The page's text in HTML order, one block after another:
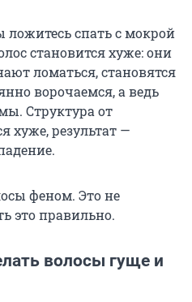
ложитесь спать с мокрой
становится хуже: они
ломаться, становятся
ворочаемся, а ведь
Структура от
хуже, результат —
феном. Это не
это правильно.
волосы гуще и